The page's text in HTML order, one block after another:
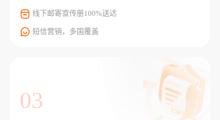
线下邮寄宣传册100%送达
短信营销，多国覆盖
03